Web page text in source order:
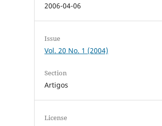
2006-04-06
Issue
Vol. 20 No. 1 (2004)
Section
Artigos
License